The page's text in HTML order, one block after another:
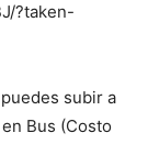
?taken-
subir a
Bus (Costo